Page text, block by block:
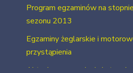
Program egzaminów na
sezonu 2013
Egzaminy żeglarskie i
przystąpienia
Aktualne uprawnienia i stopnie